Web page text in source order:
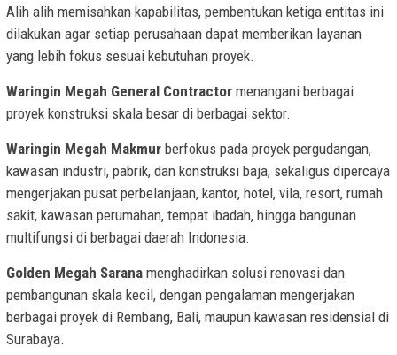
Alih alih memisahkan kapabilitas, pembentukan ketiga entitas ini
dilakukan agar setiap perusahaan dapat memberikan layanan
yang lebih fokus sesuai kebutuhan proyek.
Waringin Megah General Contractor menangani berbagai
proyek konstruksi skala besar di berbagai sektor.
Waringin Megah Makmur berfokus pada proyek pergudangan,
kawasan industri, pabrik, dan konstruksi baja, sekaligus dipercaya
mengerjakan pusat perbelanjaan, kantor, hotel, vila, resort, rumah
sakit, kawasan perumahan, tempat ibadah, hingga bangunan
multifungsi di berbagai daerah Indonesia.
Golden Megah Sarana menghadirkan solusi renovasi dan
pembangunan skala kecil, dengan pengalaman mengerjakan
berbagai proyek di Rembang, Bali, maupun kawasan residensial di
Surabaya.